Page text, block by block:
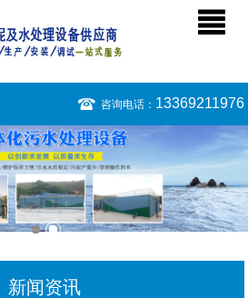
咨询电话： 13369211976
新闻资讯